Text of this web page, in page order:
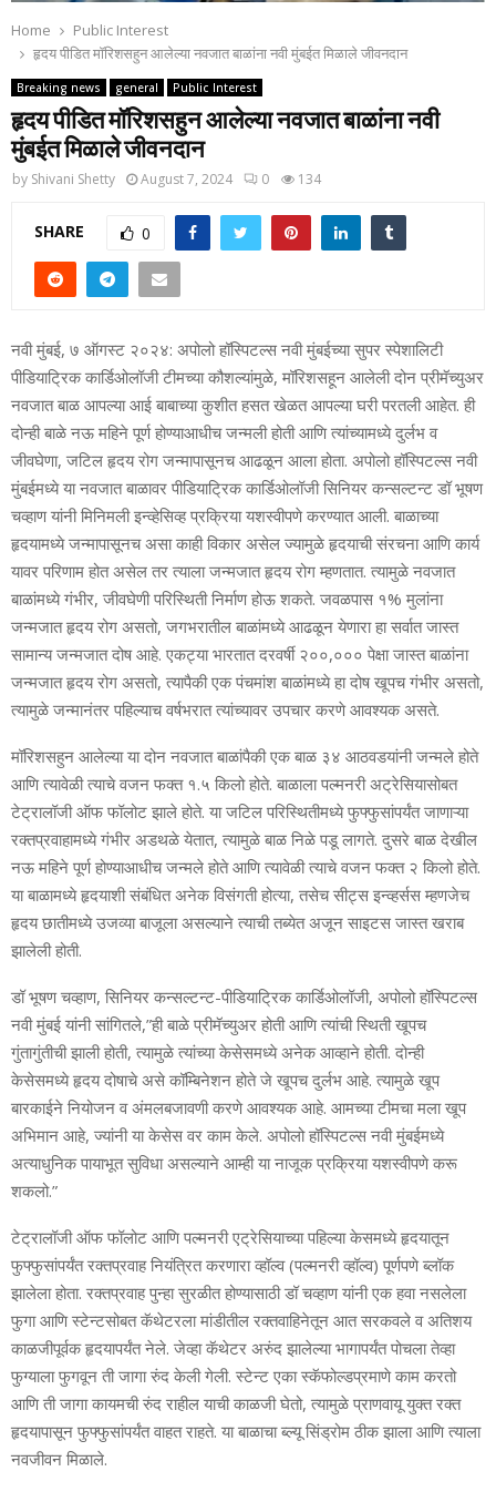
Home
Public Interest
हृदय पीडित मॉरिशसहुन आलेल्या नवजात बाळांना नवी मुंबईत मिळाले जीवनदान
Breaking news general Public Interest
हृदय पीडित मॉरिशसहुन आलेल्या नवजात बाळांना नवी
मुंबईत मिळाले जीवनदान
by Shivani Shetty August 7, 2024 0 134
SHARE 0
नवी मुंबई, ७ ऑगस्ट २०२४: अपोलो हॉस्पिटल्स नवी मुंबईच्या सुपर स्पेशालिटी
पीडियाट्रिक कार्डिओलॉजी टीमच्या कौशल्यांमुळे, मॉरिशसहून आलेली दोन प्रीमॅच्युअर
नवजात बाळ आपल्या आई बाबाच्या कुशीत हसत खेळत आपल्या घरी परतली आहेत. ही
दोन्ही बाळे नऊ महिने पूर्ण होण्याआधीच जन्मली होती आणि त्यांच्यामध्ये दुर्लभ व
जीवघेणा, जटिल हृदय रोग जन्मापासूनच आढळून आला होता. अपोलो हॉस्पिटल्स नवी
मुंबईमध्ये या नवजात बाळावर पीडियाट्रिक कार्डिओलॉजी सिनियर कन्सल्टन्ट डॉ भूषण
चव्हाण यांनी मिनिमली इन्व्हेसिव्ह प्रक्रिया यशस्वीपणे करण्यात आली. बाळाच्या
हृदयामध्ये जन्मापासूनच असा काही विकार असेल ज्यामुळे हृदयाची संरचना आणि कार्य
यावर परिणाम होत असेल तर त्याला जन्मजात हृदय रोग म्हणतात. त्यामुळे नवजात
बाळांमध्ये गंभीर, जीवघेणी परिस्थिती निर्माण होऊ शकते. जवळपास १% मुलांना
जन्मजात हृदय रोग असतो, जगभरातील बाळांमध्ये आढळून येणारा हा सर्वात जास्त
सामान्य जन्मजात दोष आहे. एकट्या भारतात दरवर्षी २००,००० पेक्षा जास्त बाळांना
जन्मजात हृदय रोग असतो, त्यापैकी एक पंचमांश बाळांमध्ये हा दोष खूपच गंभीर असतो,
त्यामुळे जन्मानंतर पहिल्याच वर्षभरात त्यांच्यावर उपचार करणे आवश्यक असते.
मॉरिशसहुन आलेल्या या दोन नवजात बाळांपैकी एक बाळ ३४ आठवडयांनी जन्मले होते
आणि त्यावेळी त्याचे वजन फक्त १.५ किलो होते. बाळाला पल्मनरी अट्रेसियासोबत
टेट्रालॉजी ऑफ फॉलोट झाले होते. या जटिल परिस्थितीमध्ये फुफ्फुसांपर्यंत जाणाऱ्या
रक्तप्रवाहामध्ये गंभीर अडथळे येतात, त्यामुळे बाळ निळे पडू लागते. दुसरे बाळ देखील
नऊ महिने पूर्ण होण्याआधीच जन्मले होते आणि त्यावेळी त्याचे वजन फक्त २ किलो होते.
या बाळामध्ये हृदयाशी संबंधित अनेक विसंगती होत्या, तसेच सीट्स इन्व्हर्सस म्हणजेच
हृदय छातीमध्ये उजव्या बाजूला असल्याने त्याची तब्येत अजून साइटस जास्त खराब
झालेली होती.
डॉ भूषण चव्हाण, सिनियर कन्सल्टन्ट-पीडियाट्रिक कार्डिओलॉजी, अपोलो हॉस्पिटल्स
नवी मुंबई यांनी सांगितले,”ही बाळे प्रीमॅच्युअर होती आणि त्यांची स्थिती खूपच
गुंतागुंतीची झाली होती, त्यामुळे त्यांच्या केसेसमध्ये अनेक आव्हाने होती. दोन्ही
केसेसमध्ये हृदय दोषाचे असे कॉम्बिनेशन होते जे खूपच दुर्लभ आहे. त्यामुळे खूप
बारकाईने नियोजन व अंमलबजावणी करणे आवश्यक आहे. आमच्या टीमचा मला खूप
अभिमान आहे, ज्यांनी या केसेस वर काम केले. अपोलो हॉस्पिटल्स नवी मुंबईमध्ये
अत्याधुनिक पायाभूत सुविधा असल्याने आम्ही या नाजूक प्रक्रिया यशस्वीपणे करू
शकलो.”
टेट्रालॉजी ऑफ फॉलोट आणि पल्मनरी एट्रेसियाच्या पहिल्या केसमध्ये हृदयातून
फुफ्फुसांपर्यंत रक्तप्रवाह नियंत्रित करणारा व्हॉल्व (पल्मनरी व्हॉल्व) पूर्णपणे ब्लॉक
झालेला होता. रक्तप्रवाह पुन्हा सुरळीत होण्यासाठी डॉ चव्हाण यांनी एक हवा नसलेला
फुगा आणि स्टेन्टसोबत कॅथेटरला मांडीतील रक्तवाहिनेतून आत सरकवले व अतिशय
काळजीपूर्वक हृदयापर्यंत नेले. जेव्हा कॅथेटर अरुंद झालेल्या भागापर्यंत पोचला तेव्हा
फुग्याला फुगवून ती जागा रुंद केली गेली. स्टेन्ट एका स्कॅफोल्डप्रमाणे काम करतो
आणि ती जागा कायमची रुंद राहील याची काळजी घेतो, त्यामुळे प्राणवायू युक्त रक्त
हृदयापासून फुफ्फुसांपर्यंत वाहत राहते. या बाळाचा ब्ल्यू सिंड्रोम ठीक झाला आणि त्याला
नवजीवन मिळाले.